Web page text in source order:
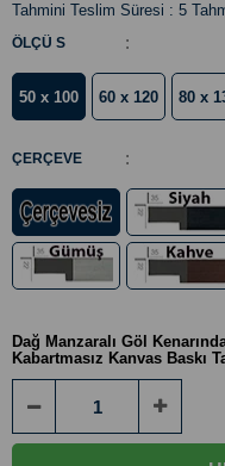
Tahmini Teslim Süresi : 5
ÖLÇÜ S :
50 x 100 60 x 120 80 x
ÇERÇEVE :
Dağ Manzaralı Göl
Kabartmasız Kanvas Baskı